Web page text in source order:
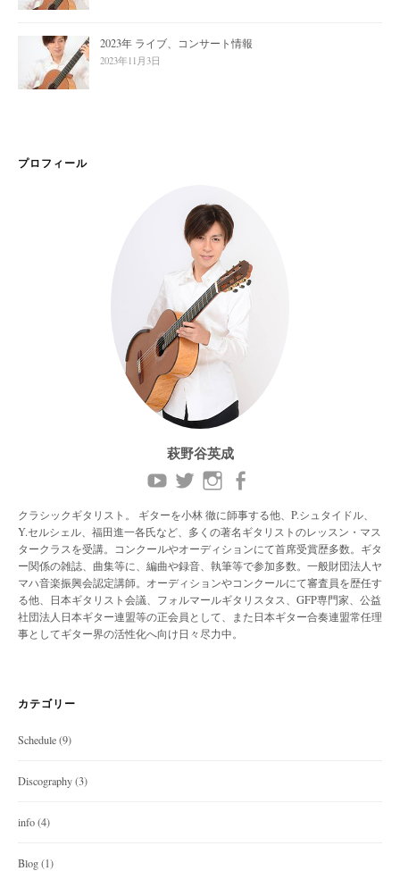
2023年 ライブ、コンサート情報
2023年11月3日
プロフィール
萩野谷英成
クラシックギタリスト。 ギターを小林 徹に師事する他、P.シュタイドル、
Y.セルシェル、福田進一各氏など、多くの著名ギタリストのレッスン・マス
タークラスを受講。コンクールやオーディションにて首席受賞歴多数。ギタ
ー関係の雑誌、曲集等に、編曲や録音、執筆等で参加多数。一般財団法人ヤ
マハ音楽振興会認定講師。オーディションやコンクールにて審査員を歴任す
る他、日本ギタリスト会議、フォルマールギタリスタス、GFP専門家、公益
社団法人日本ギター連盟等の正会員として、また日本ギター合奏連盟常任理
事としてギター界の活性化へ向け日々尽力中。
カテゴリー
Schedule(9)
Discography(3)
info(4)
Blog(1)